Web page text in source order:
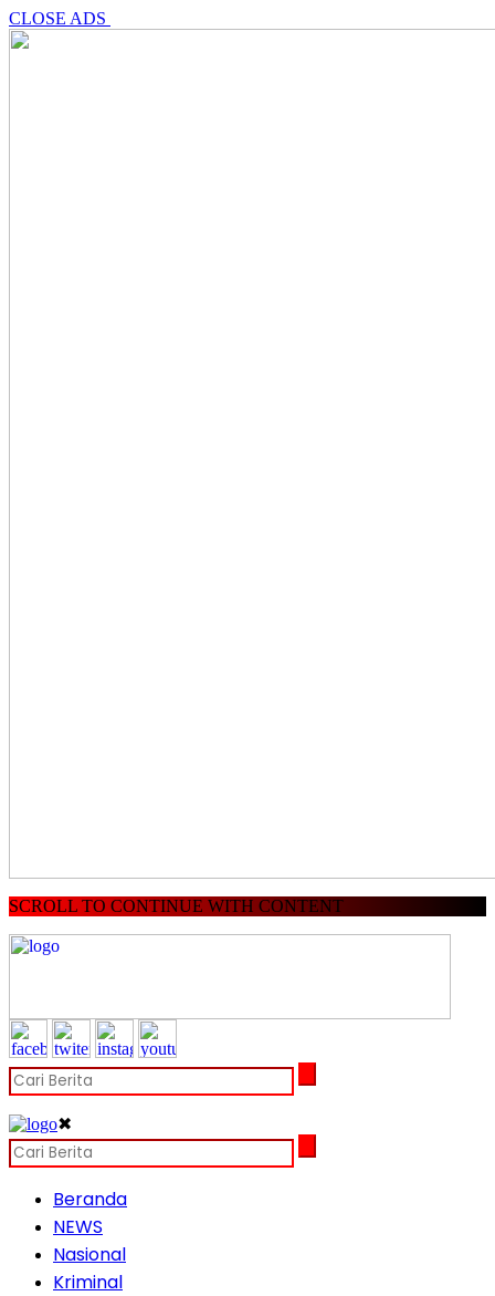
CLOSE ADS
SCROLL TO CONTINUE WITH CONTENT
✖
Beranda
NEWS
Nasional
Kriminal